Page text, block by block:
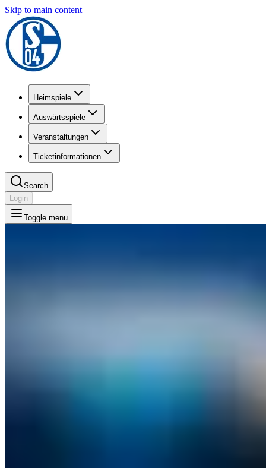
Skip to main content
Heimspiele
Auswärtsspiele
Veranstaltungen
Ticketinformationen
Search
Login
Toggle menu